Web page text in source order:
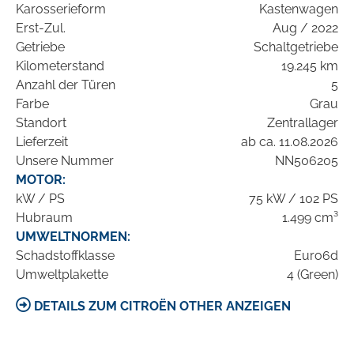
Karosserieform
Kastenwagen
Erst-Zul.
Aug / 2022
Getriebe
Schaltgetriebe
Kilometerstand
19.245 km
Anzahl der Türen
5
Farbe
Grau
Standort
Zentrallager
Lieferzeit
ab ca. 11.08.2026
Unsere Nummer
NN506205
MOTOR:
kW / PS
75 kW / 102 PS
Hubraum
1.499 cm³
UMWELTNORMEN:
Schadstoffklasse
Euro6d
Umweltplakette
4 (Green)
DETAILS ZUM CITROËN OTHER ANZEIGEN